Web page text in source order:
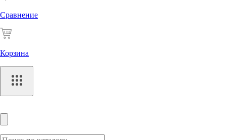
Сравнение
Корзина